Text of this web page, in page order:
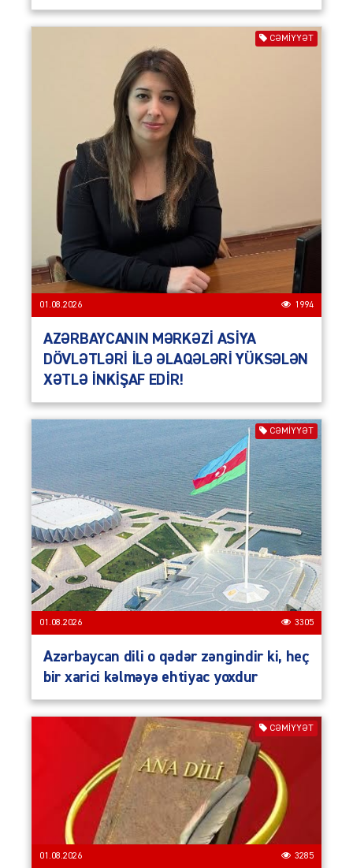
CƏMIYYƏT
01.08.2026 1994
AZƏRBAYCANIN MƏRKƏZİ ASİYA
DÖVLƏTLƏRİ İLƏ ƏLAQƏLƏRİ YÜKSƏLƏN
XƏTLƏ İNKİŞAF EDİR!
CƏMIYYƏT
01.08.2026 3305
Azərbaycan dili o qədər zəngindir ki, heç
bir xarici kəlməyə ehtiyac yoxdur
CƏMIYYƏT
01.08.2026 3285